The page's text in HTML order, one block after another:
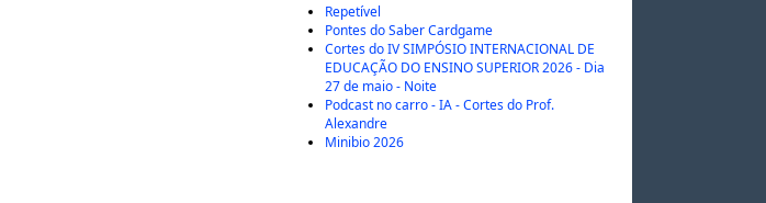
Repetível
Pontes do Saber Cardgame
Cortes do IV SIMPÓSIO INTERNACIONAL DE
EDUCAÇÃO DO ENSINO SUPERIOR 2026 - Dia
27 de maio - Noite
Podcast no carro - IA - Cortes do Prof.
Alexandre
Minibio 2026